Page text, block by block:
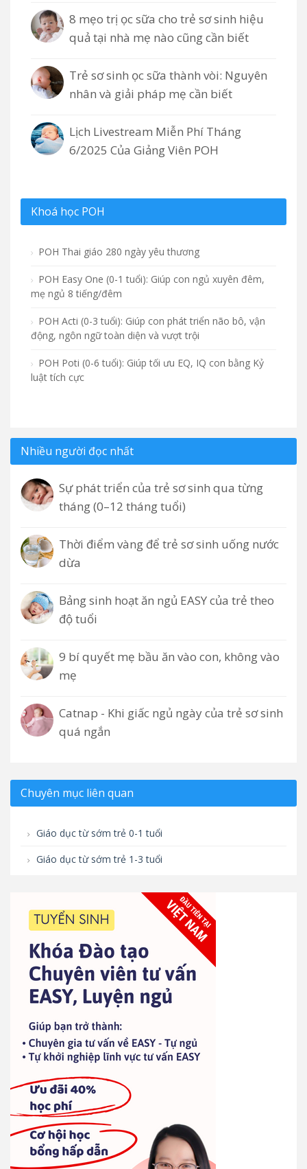
8 mẹo trị ọc sữa cho trẻ sơ sinh hiệu
quả tại nhà mẹ nào cũng cần biết
Trẻ sơ sinh ọc sữa thành vòi: Nguyên
nhân và giải pháp mẹ cần biết
Lịch Livestream Miễn Phí Tháng
6/2025 Của Giảng Viên POH
Khoá học POH
POH Thai giáo 280 ngày yêu thương
POH Easy One (0-1 tuổi): Giúp con ngủ xuyên đêm,
mẹ ngủ 8 tiếng/đêm
POH Acti (0-3 tuổi): Giúp con phát triển não bô, vận
động, ngôn ngữ toàn diện và vượt trội
POH Poti (0-6 tuổi): Giúp tối ưu EQ, IQ con bằng Kỷ
luật tích cực
Nhiều người đọc nhất
Sự phát triển của trẻ sơ sinh qua từng
tháng (0–12 tháng tuổi)
Thời điểm vàng để trẻ sơ sinh uống nước
dừa
Bảng sinh hoạt ăn ngủ EASY của trẻ theo
độ tuổi
9 bí quyết mẹ bầu ăn vào con, không vào
mẹ
Catnap - Khi giấc ngủ ngày của trẻ sơ sinh
quá ngắn
Chuyên mục liên quan
Giáo dục từ sớm trẻ 0-1 tuổi
Giáo dục từ sớm trẻ 1-3 tuổi